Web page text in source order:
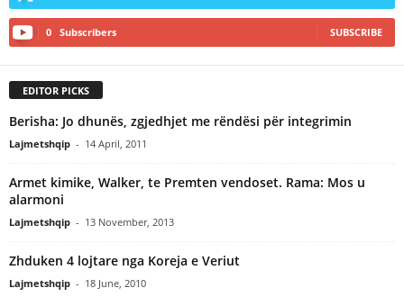
0 Subscribers SUBSCRIBE
EDITOR PICKS
Berisha: Jo dhunës, zgjedhjet me rëndësi për integrimin
Lajmetshqip - 14 April, 2011
Armet kimike, Walker, te Premten vendoset. Rama: Mos u
alarmoni
Lajmetshqip - 13 November, 2013
Zhduken 4 lojtare nga Koreja e Veriut
Lajmetshqip - 18 June, 2010